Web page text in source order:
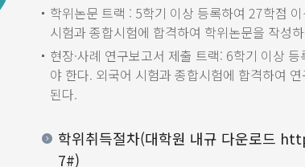
학위논문 트랙 : 5학기 이상 등록하여 27학점
시험과 종합시험에 합격하여 학위논문을 작성
현장·사례 연구보고서 제출 트랙: 6학기 이상
야 한다. 외국어 시험과 종합시험에 합격하여
된다.
학위취득절차(대학원 내규 다운로드
7#)